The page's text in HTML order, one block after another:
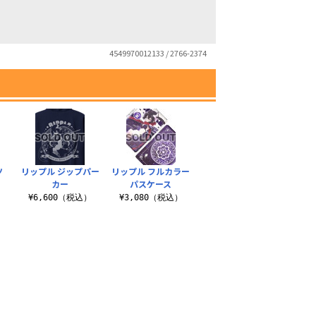
4549970012133 / 2766-2374
リップル ジップパー
カー
¥6,600（税込）
リップル フルカラー
パスケース
¥3,080（税込）